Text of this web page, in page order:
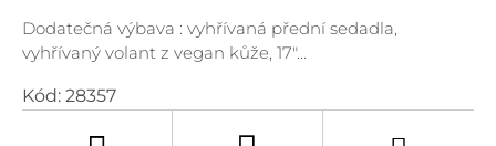
Dodatečná výbava : vyhřívaná přední sedadla,
vyhřívaný volant z vegan kůže, 17"…
Kód: 28357